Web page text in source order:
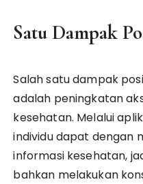
Satu Dampak
Salah satu dampak
adalah peningkatan
kesehatan. Melalui
individu dapat dengan
informasi kesehatan,
bahkan melakukan